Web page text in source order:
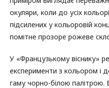
окуляри, коли до усіх
підсилених у кольоровій
помітне прозоре рожеве
У «Французькому віснику»
експерименти з кольором і
гаму чорно-білою палітрою.